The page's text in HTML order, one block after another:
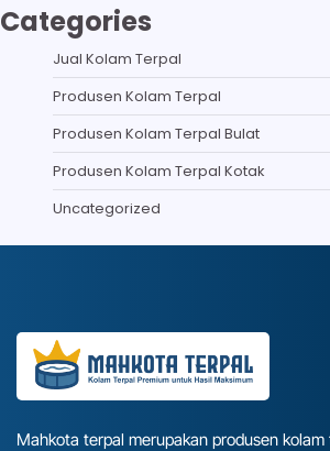
Categories
Jual Kolam Terpal
Produsen Kolam Terpal
Produsen Kolam Terpal Bulat
Produsen Kolam Terpal Kotak
Uncategorized
Mahkota terpal merupakan produsen